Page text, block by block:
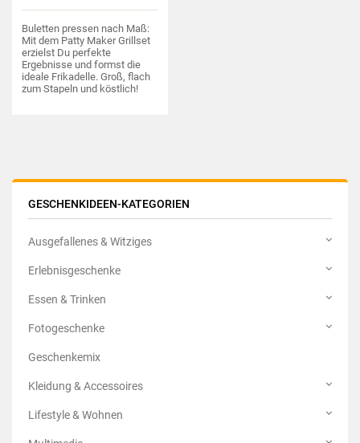
GESCHENKIDEEN-KATEGORIEN
Ausgefallenes & Witziges
Erlebnisgeschenke
Essen & Trinken
Fotogeschenke
Geschenkemix
Kleidung & Accessoires
Lifestyle & Wohnen
Buletten pressen nach Maß:
Mit dem Patty Maker Grillset
erzielst Du perfekte
Ergebnisse und formst die
ideale Frikadelle. Groß, flach
zum Stapeln und köstlich!